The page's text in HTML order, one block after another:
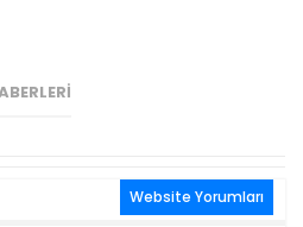
Website Yorumları